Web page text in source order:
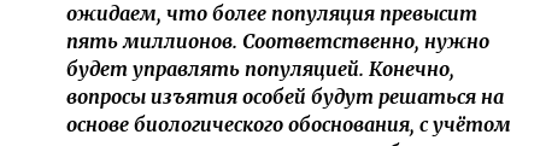
ожидаем, что более популяция превысит
пять миллионов. Соответственно, нужно
будет управлять популяцией. Конечно,
вопросы изъятия особей будут решаться на
основе биологического обоснования, с учётом